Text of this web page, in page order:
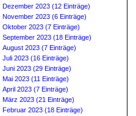
Dezember 2023 (12 Einträge)
November 2023 (6 Einträge)
Oktober 2023 (7 Einträge)
September 2023 (18 Einträge)
August 2023 (7 Einträge)
Juli 2023 (16 Einträge)
Juni 2023 (29 Einträge)
Mai 2023 (11 Einträge)
April 2023 (7 Einträge)
März 2023 (21 Einträge)
Februar 2023 (18 Einträge)